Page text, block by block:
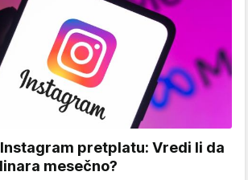
pretplatu: Vredi li da
mesečno?